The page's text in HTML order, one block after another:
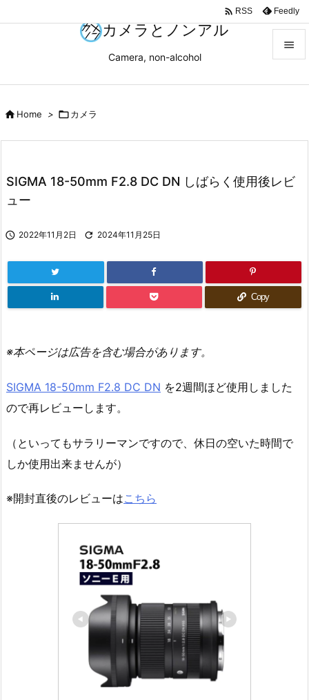
カメラとノンアル
Camera, non-alcohol

メニュ


 RSS Feedly
Home > カメラ
SIGMA 18-50mm F2.8 DC DN しばらく使用後レビ
ュー
 2022年11月2日  2024年11月25日
Copy
※本ページは広告を含む場合があります。
SIGMA 18-50mm F2.8 DC DN を2週間ほど使用しました
ので再レビューします。
（といってもサラリーマンですので、休日の空いた時間で
しか使用出来ませんが）
※開封直後のレビューはこちら